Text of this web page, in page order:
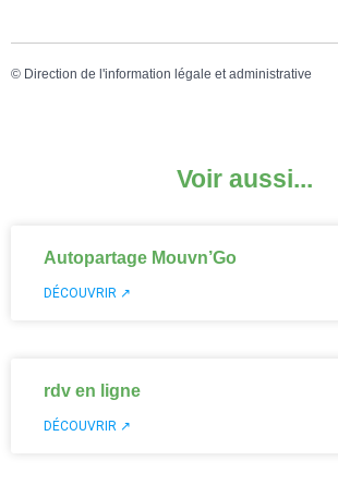
© Direction de l'information légale et administrative
Voir aussi...
Autopartage Mouvn’Go
DÉCOUVRIR ↗
rdv en ligne
DÉCOUVRIR ↗